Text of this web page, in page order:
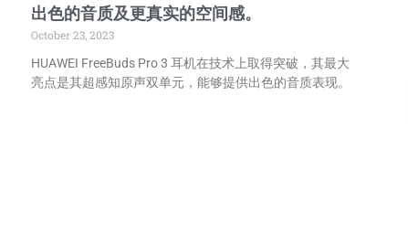
出色的音质及更真实的空间感。
October 23, 2023
HUAWEI FreeBuds Pro 3 耳机在技术上取得突破，其最大
亮点是其超感知原声双单元，能够提供出色的音质表现。